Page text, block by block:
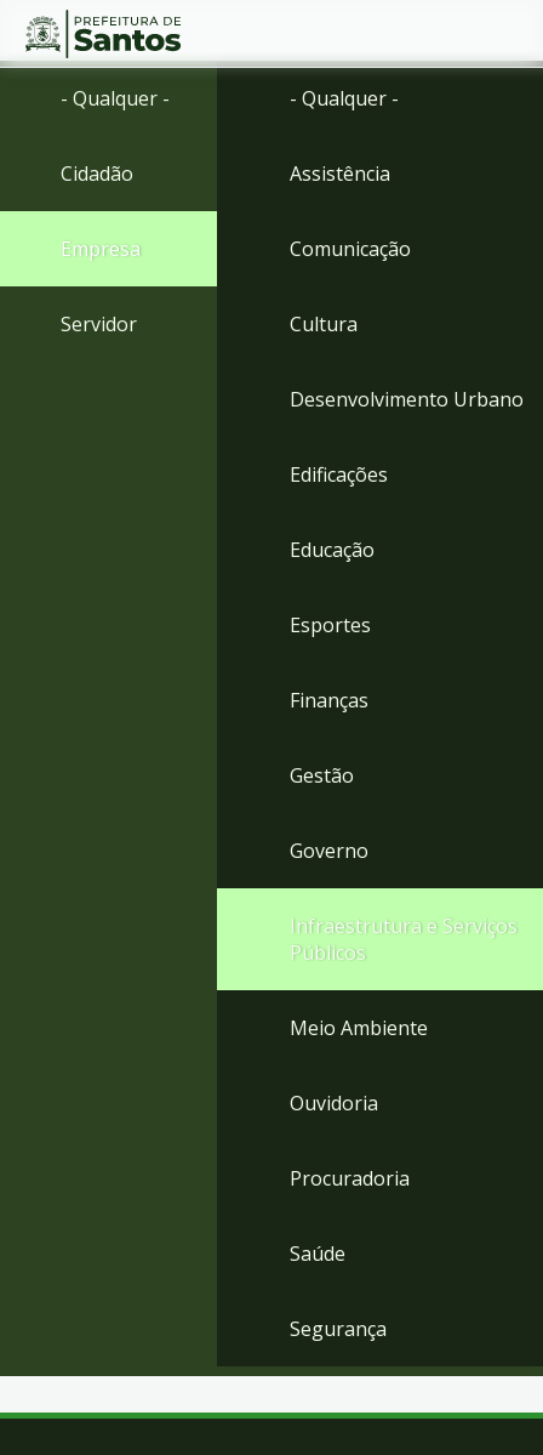
Ir
Ir
menu
Conteúdo
- Qualquer -
Cidadão
Empresa
Servidor
- Qualquer -
Assistência
Comunicação
Cultura
Desenvolvimento Urbano
Edificações
Educação
Esportes
Finanças
Gestão
Governo
Infraestrutura e Serviços
Públicos
Meio Ambiente
Ouvidoria
Procuradoria
Saúde
Segurança